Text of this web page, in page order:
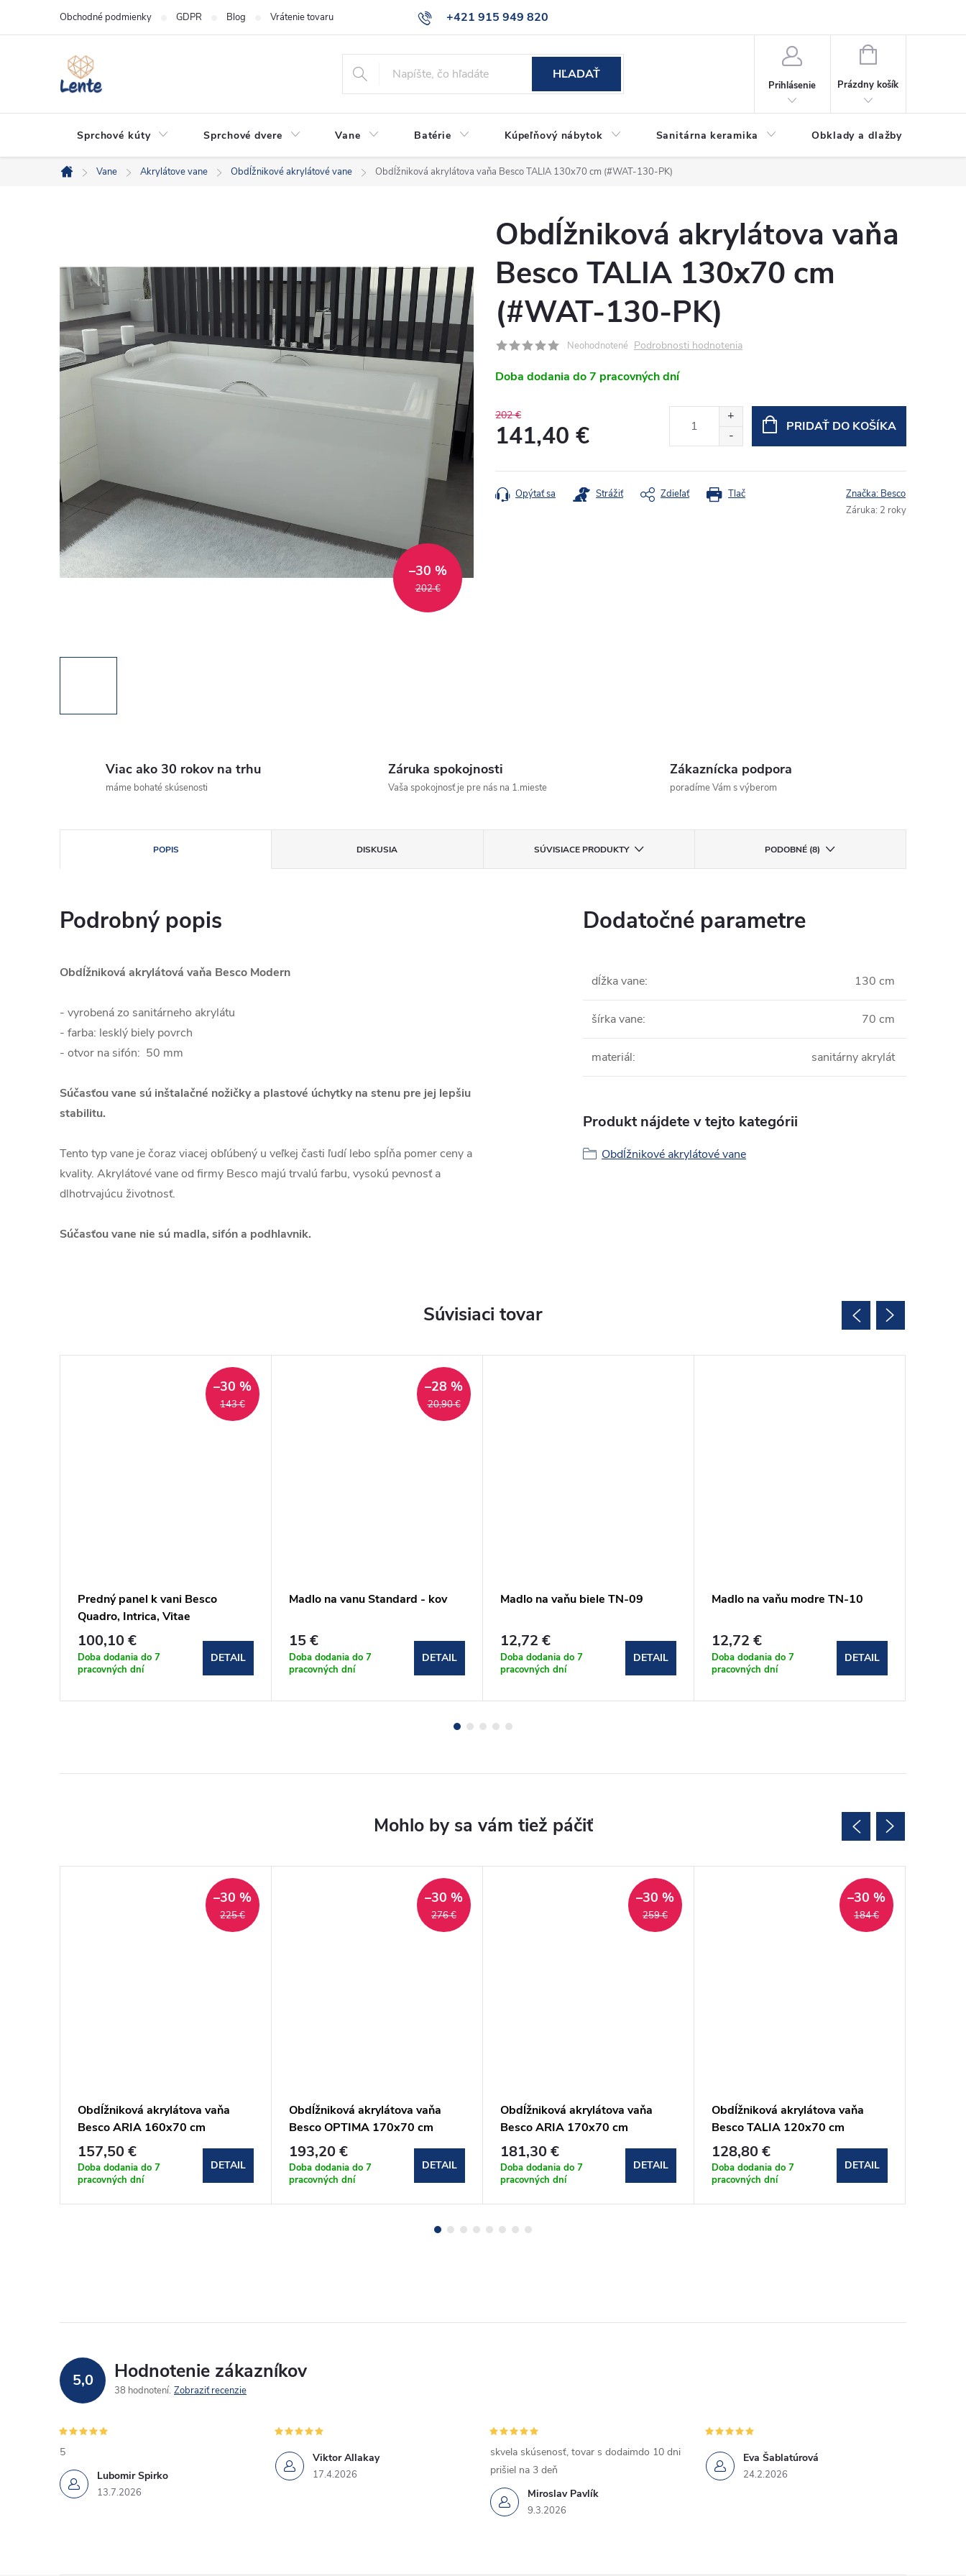
+421 915 949 820
Obchodné podmienky GDPR Blog Vrátenie tovaru
HĽADAŤ
Prihlásenie
NÁKUPNÝ
Prázdny košík
Sprchové kúty Sprchové dvere Vane Batérie Kúpeľňový nábytok Sanitárna keramika Obklady a dlažby
Domov
Vane Akrylátove vane Obdĺžnikové akrylátové vane Obdĺžniková akrylátova vaňa Besco TALIA 130x70 cm (#WAT-130-PK)
202 €
–30 %
Obdĺžniková akrylátova vaňa
Besco TALIA 130x70 cm
(#WAT-130-PK)
Neohodnotené Podrobnosti hodnotenia
Doba dodania do 7 pracovných dní
202 €
141,40 €
cena:
PRIDAŤ DO KOŠÍKA
Tlač
Opýtať sa Strážiť Zdieľať Značka: Besco
Záruka: 2 roky
Viac ako 30 rokov na trhu
máme bohaté skúsenosti
Záruka spokojnosti
Vaša spokojnosť je pre nás na 1.mieste
Zákaznícka podpora
poradíme Vám s výberom
POPIS DISKUSIA SÚVISIACE PRODUKTY PODOBNÉ (8)
Podrobný popis
Obdĺžniková akrylátová vaňa Besco Modern
- vyrobená zo sanitárneho akrylátu
- farba: lesklý biely povrch
- otvor na sifón: 50 mm
Súčasťou vane sú inštalačné nožičky a plastové úchytky na stenu pre jej lepšiu
stabilitu.
Tento typ vane je čoraz viacej obľúbený u veľkej časti ľudí lebo spĺňa pomer ceny a
kvality. Akrylátové vane od firmy Besco majú trvalú farbu, vysokú pevnosť a
dlhotrvajúcu životnosť.
Súčasťou vane nie sú madla, sifón a podhlavnik.
Dodatočné parametre
dĺžka vane: 130 cm
šírka vane: 70 cm
materiál: sanitárny akrylát
Produkt nájdete v tejto kategórii
Obdĺžnikové akrylátové vane
Súvisiaci tovar
143 €
–30 %
Predný panel k vani Besco
Quadro, Intrica, Vitae
100,10 €
Doba dodania do 7
pracovných dní
DETAIL
20,90 €
–28 %
Madlo na vanu Standard - kov
15 €
Doba dodania do 7
pracovných dní
DETAIL
Madlo na vaňu biele TN-09
12,72 €
Doba dodania do 7
pracovných dní
DETAIL
Madlo na vaňu modre TN-10
12,72 €
Doba dodania do 7
pracovných dní
DETAIL
225 €
–30 %
Obdĺžniková akrylátova vaňa
Besco ARIA 160x70 cm
(#WAA-160-PA)
157,50 €
Doba dodania do 7
pracovných dní
DETAIL
276 €
–30 %
Obdĺžniková akrylátova vaňa
Besco OPTIMA 170x70 cm
(#WAO-170-PK)
193,20 €
Doba dodania do 7
pracovných dní
DETAIL
259 €
–30 %
Obdĺžniková akrylátova vaňa
Besco ARIA 170x70 cm
(#WAA-170-PA)
181,30 €
Doba dodania do 7
pracovných dní
DETAIL
184 €
–30 %
Obdĺžniková akrylátova vaňa
Besco TALIA 120x70 cm
(#WAT-120-PK)
128,80 €
Doba dodania do 7
pracovných dní
DETAIL
5,0 Hodnotenie zákazníkov
38 hodnotení Zobraziť recenzie
Lubomir Spirko
13.7.2026
5 Viktor Allakay
17.4.2026
Miroslav Pavlík
9.3.2026
skvela skúsenosť, tovar s dodaimdo 10 dni
prišiel na 3 deň
Eva Šablatúrová
24.2.2026